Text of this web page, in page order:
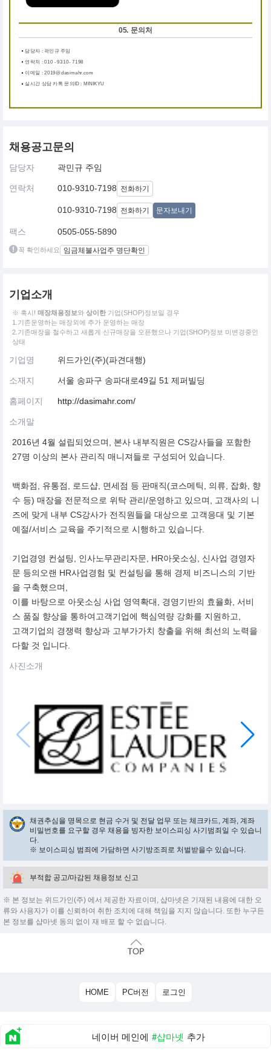
05. 문의처
담당자 : 곽민규 주임
연락처 : 010 - 9310- 7198
이메일 : 2019@dasimahr.com
실시간 상담 카톡 문의ID : MINIKYU
채용공고문의
담당자 곽민규 주임
연락처 010-9310-7198 전화하기
010-9310-7198 전화하기 문자보내기
팩스 0505-055-5890
꼭 확인하세요 임금체불사업주 명단확인
기업소개
※ 혹시! 매장채용정보와 상이한 기업(SHOP)정보일 경우
1.기존운영하는 매장외에 추가 운영하는 매장
2.기존매장을 철수하고 새롭게 신규매장을 오픈했으나 기업(SHOP)정보 미변경중인
상태
기업명 위드가인(주)(파견대행)
소재지 서울 송파구 송파대로49길 51 제퍼빌딩
홈페이지 http://dasimahr.com/
소개말
2016년 4월 설립되었으며, 본사 내부직원은 CS강사들을 포함한
27명 이상의 본사 관리직 매니져들로 구성되어 있습니다.
백화점, 유통점, 로드샵, 면세점 등 판매직(코스메틱, 의류, 잡화, 향
수 등) 매장을 전문적으로 위탁 관리/운영하고 있으며, 고객사의 니
즈에 맞게 내부 CS강사가 전직원들을 대상으로 고객응대 및 기본
예절/서비스 교육을 주기적으로 시행하고 있습니다.
기업경영 컨설팅, 인사노무관리자문, HR아웃소싱, 신사업 경영자
문 등의오랜 HR사업경험 및 컨설팅을 통해 경제 비즈니스의 기반
을 구축했으며,
이를 바탕으로 아웃소싱 사업 영역확대, 경영기반의 효율화, 서비
스 품질 향상을 통하여고객기업에 핵심역량 강화를 지원하고,
고객기업의 경쟁력 향상과 고부가가치 창출을 위해 최선의 노력을
다할 것 입니다.
사진소개
채권추심을 명목으로 현금 수거 및 전달 업무 또는 체크카드, 계좌, 계좌
비밀번호를 요구할 경우 채용을 빙자한 보이스피싱 사기범죄일 수 있습니
다.
※ 보이스피싱 범죄에 가담하면 사기방조죄로 처벌받을수 있습니다.
부적합 공고/마감된 채용정보 신고
※ 본 정보는 위드가인(주) 에서 제공한 자료이며, 샵마넷은 기재된 내용에 대한 오
류와 사용자가 이를 신뢰하여 취한 조치에 대해 책임을 지지 않습니다. 또한 누구든
본 정보를 샵마넷 동의 없이 재 배포 할 수 없습니다.
HOME PC버전 로그인
네이버 메인에 #샵마넷 추가